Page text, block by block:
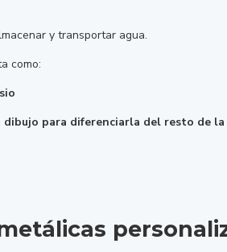
y transportar agua.
como:
para diferenciarla del resto de la